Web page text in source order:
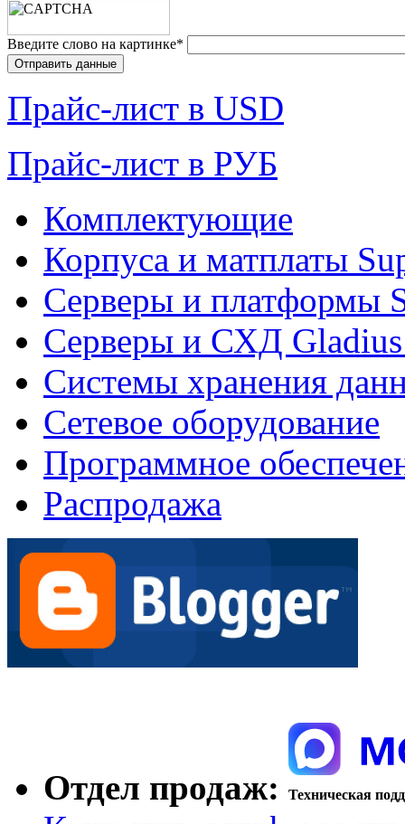
Введите слово на картинке*
Прайc-лист в USD
Прайc-лист в РУБ
Комплектующие
Корпуса и матплаты
Серверы и платформы
Серверы и СХД Gladius
Системы хранения
Сетевое оборудование
Программное
Распродажа
Отдел продаж: Техническая